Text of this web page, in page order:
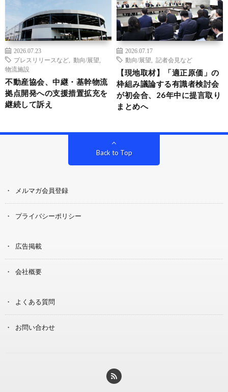
2026.07.23
プレスリリースなど
動向/展望
物流施設
不動産協会、中継・基幹物流
拠点開発への支援措置拡充を
継続して訴え
2026.07.17
動向/展望
記者会見など
【現地取材】「適正原価」の
枠組み議論する有識者検討会
が初会合、26年中に提言取り
まとめへ
Back to Top
メルマガ会員登録
プライバシーポリシー
広告掲載
会社概要
よくある質問
お問い合わせ